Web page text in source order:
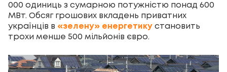
000 одиниць з сумарною потужністю понад 600
МВт. Обсяг грошових вкладень приватних
українців в «зелену» енергетику становить
трохи менше 500 мільйонів євро.